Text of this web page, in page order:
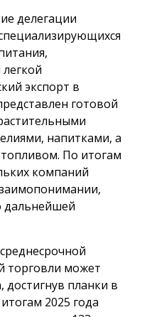
делегации
экспорт в
готовой
напитками, а
По итогам
компаний
дальнейшей
торговли может
достигнув планки в
2025 года